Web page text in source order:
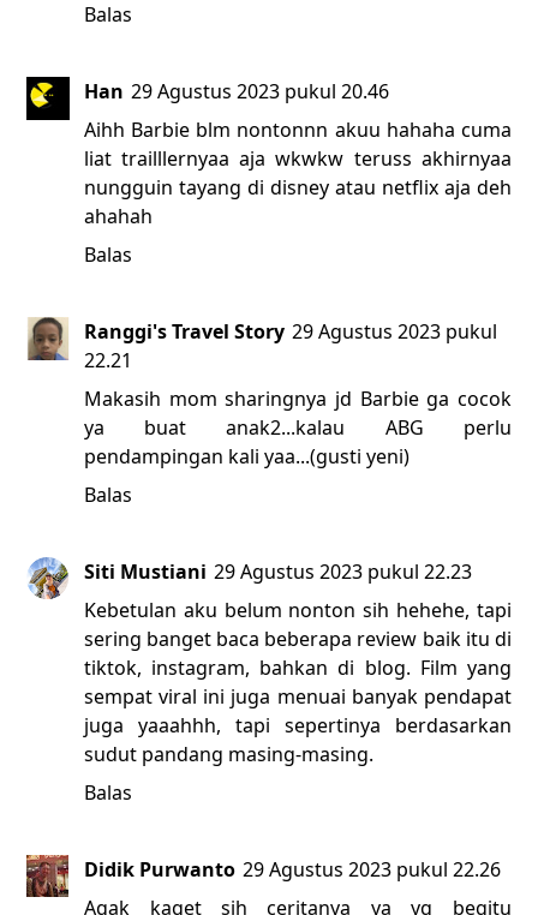
Balas
Han 29 Agustus 2023 pukul 20.46
Aihh Barbie blm nontonnn akuu hahaha cuma
liat trailllernyaa aja wkwkw teruss akhirnyaa
nungguin tayang di disney atau netflix aja deh
ahahah
Balas
Ranggi's Travel Story 29 Agustus 2023 pukul
22.21
Makasih mom sharingnya jd Barbie ga cocok
ya buat anak2...kalau ABG perlu
pendampingan kali yaa...(gusti yeni)
Balas
Siti Mustiani 29 Agustus 2023 pukul 22.23
Kebetulan aku belum nonton sih hehehe, tapi
sering banget baca beberapa review baik itu di
tiktok, instagram, bahkan di blog. Film yang
sempat viral ini juga menuai banyak pendapat
juga yaaahhh, tapi sepertinya berdasarkan
sudut pandang masing-masing.
Balas
Didik Purwanto 29 Agustus 2023 pukul 22.26
Agak kaget sih ceritanya ya yg begitu